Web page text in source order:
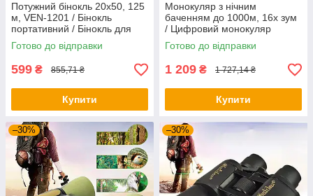
Потужний бінокль 20x50, 125
м, VEN-1201 / Бінокль
портативний / Бінокль для
спостереження / Туристичний
бінокль
Готово до відправки
599 ₴ 855,71 ₴
Купити
Монокуляр з нічним
баченням до 1000м, 16х зум
/ Цифровий монокуляр
Готово до відправки
1 209 ₴ 1 727,14 ₴
Купити
–30% –30%